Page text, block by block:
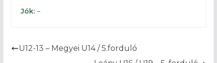
Jók:–
U12-13 – Megyei U14 / 5.forduló